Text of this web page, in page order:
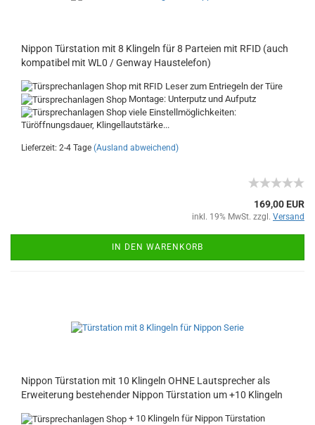
Nippon Türstation mit 8 Klingeln für 8 Parteien mit RFID (auch
kompatibel mit WL0 / Genway Haustelefon)
mit RFID Leser zum Entriegeln der Türe
Montage: Unterputz und Aufputz
viele Einstellmöglichkeiten:
Türöffnungsdauer, Klingellautstärke...
Lieferzeit: 2-4 Tage (Ausland abweichend)
169,00 EUR
inkl. 19% MwSt. zzgl. Versand
IN DEN WARENKORB
Nippon Türstation mit 10 Klingeln OHNE Lautsprecher als
Erweiterung bestehender Nippon Türstation um +10 Klingeln
+ 10 Klingeln für Nippon Türstation